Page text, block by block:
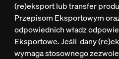
(re)eksport lub transfer
Przepisom Eksportowym
odpowiednich władz
Eksportowe. Jeśli dany
wymaga stosownego